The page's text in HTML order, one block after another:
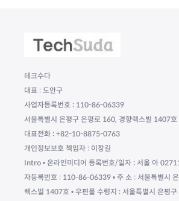
테크수다
대표 : 도안구
사업자등록번호 : 110-86-06339
서울특별시 은평구 은평로 160, 경향렉스빌 1407호
대표전화 : +82-10-8875-0763
개인정보보호 책임자 : 이창길
Intro • 온라인미디어 등록번호/일자 : 서울 아
자등록번호 : 110-86-06339 • 주 소 : 서울특별시
렉스빌 1407호 • 우편물 수령지 : 서울특별시 은평